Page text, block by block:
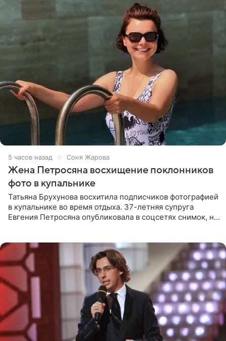
5 часов назад Соня Жарова
Жена Петросяна восхищение поклонников
фото в купальнике
Татьяна Брухунова восхитила подписчиков фотографией
в купальнике во время отдыха. 37-летняя супруга
Евгения Петросяна опубликовала в соцсетях снимок, на